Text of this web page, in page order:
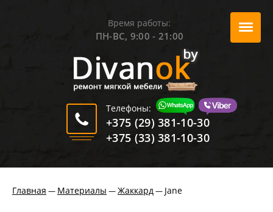
Время работы:
ПН-ВС, 9:00 - 21:00
Телефоны:
+375 (29) 381-10-30
+375 (33) 381-10-30
Главная — Материалы —Жаккард— Jane